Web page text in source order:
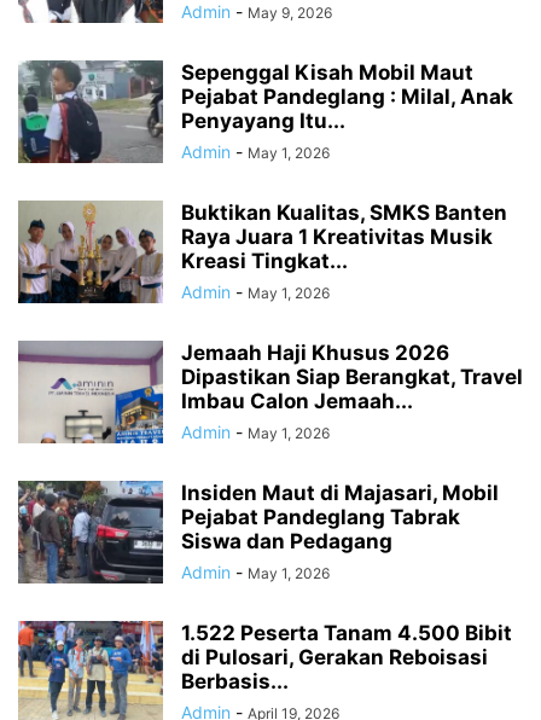
Admin - May 9, 2026
Sepenggal Kisah Mobil Maut
Pejabat Pandeglang : Milal, Anak
Penyayang Itu...
Admin - May 1, 2026
Buktikan Kualitas, SMKS Banten
Raya Juara 1 Kreativitas Musik
Kreasi Tingkat...
Admin - May 1, 2026
Jemaah Haji Khusus 2026
Dipastikan Siap Berangkat, Travel
Imbau Calon Jemaah...
Admin - May 1, 2026
Insiden Maut di Majasari, Mobil
Pejabat Pandeglang Tabrak
Siswa dan Pedagang
Admin - May 1, 2026
1.522 Peserta Tanam 4.500 Bibit
di Pulosari, Gerakan Reboisasi
Berbasis...
Admin - April 19, 2026